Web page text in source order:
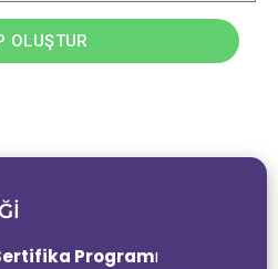
Programı
OLUŞTUR